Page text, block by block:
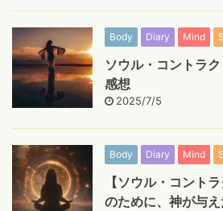
Body Diary Mind
ソウル・コントラ
感想
2025/7/5
Body Diary Mind
【ソウル・コント
のために、神が与え